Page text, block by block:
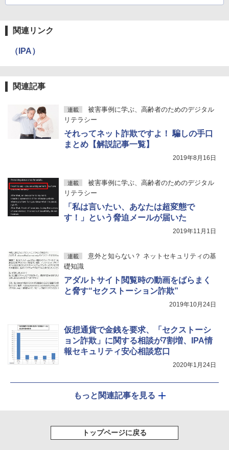
関連リンク
（IPA）
関連記事
連載
被害事例に学ぶ、高齢者のためのデジタル
リテラシー
それってネット詐欺ですよ！ 騙しの手口
まとめ【解説記事一覧】
2019年8月16日
連載
被害事例に学ぶ、高齢者のためのデジタル
リテラシー
「私は言いたい、あなたは超変態で
す！」という脅迫メールが届いた
2019年11月1日
連載
意外と知らない？ ネットセキュリティの基
礎知識
アダルトサイト閲覧時の動画をばらまく
と脅す“セクストーション詐欺”
2019年10月24日
仮想通貨で金銭を要求、「セクストーシ
ョン詐欺」に関する相談が7割増、IPA情
報セキュリティ安心相談窓口
2020年1月24日
もっと関連記事を見る
トップページに戻る